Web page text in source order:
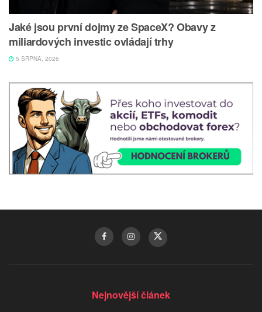
Jaké jsou první dojmy ze SpaceX? Obavy z
miliardových investic ovládají trhy
5 SRPNA, 2026
Nejnovější článek